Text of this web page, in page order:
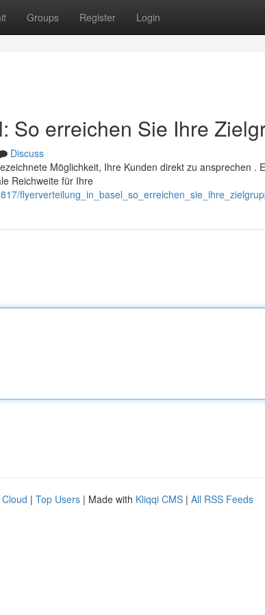
Groups Register Login
So erreichen Sie Ihre
Discuss
Möglichkeit, Ihre Kunden direkt zu ansprechen .
Reichweite für Ihre
| Top Users | Made with Kliqqi CMS | All RSS Feeds